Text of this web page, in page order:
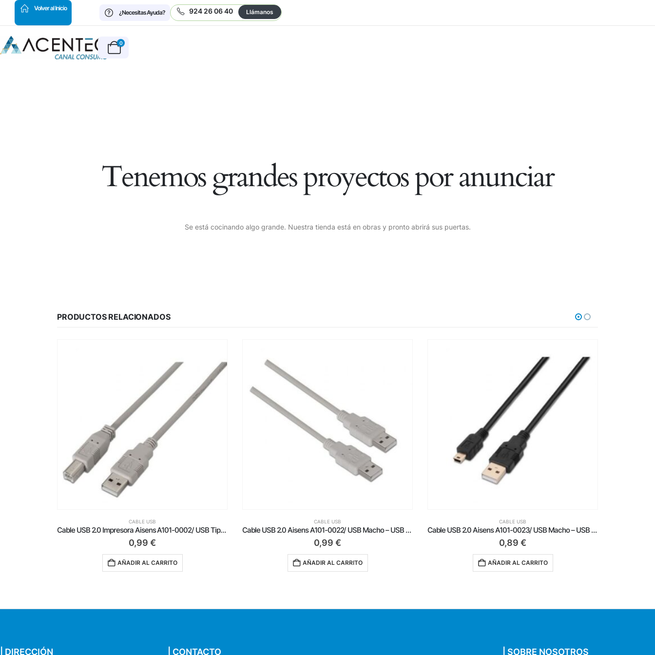
Volver al Inicio
¿Necesitas Ayuda?
924 26 06 40 Llámanos
0
Tenemos grandes proyectos por anunciar
Se está cocinando algo grande. Nuestra tienda está en obras y pronto abrirá sus puertas.
PRODUCTOS RELACIONADOS
CABLE USB
Cable USB 2.0 Impresora Aisens A101-0002/ USB Tipo-B Macho – USB Macho/ Hasta 2.5W/ 60Mbps/ 1.8m/ Beige
0,99 €
AÑADIR AL CARRITO
CABLE USB
Cable USB 2.0 Aisens A101-0022/ USB Macho – USB Macho/ Hasta 2.5W/ 60Mbps/ 2m/ Beige
0,99 €
AÑADIR AL CARRITO
CABLE USB
Cable USB 2.0 Aisens A101-0023/ USB Macho – USB Mini Macho/ Hasta 2.5W/ 60Mbps/ 50cm/ Negro
0,89 €
AÑADIR AL CARRITO
| DIRECCIÓN | CONTACTO | SOBRE NOSOTROS